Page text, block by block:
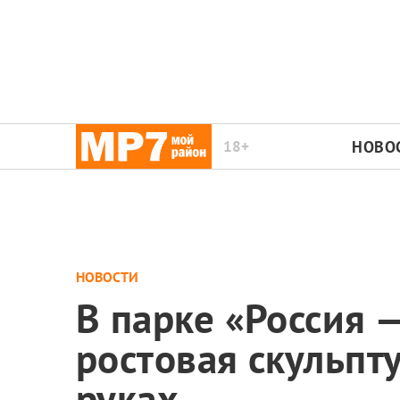
18+
НОВОСТИ
В парке «Россия
ростовая